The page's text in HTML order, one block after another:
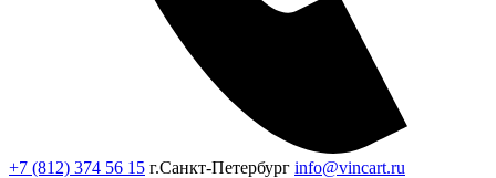
+7 (812) 374 56 15 г.Санкт-Петербург info@vincart.ru